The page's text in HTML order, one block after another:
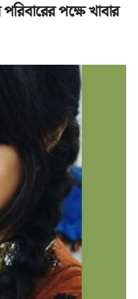
পক্ষে খাবার